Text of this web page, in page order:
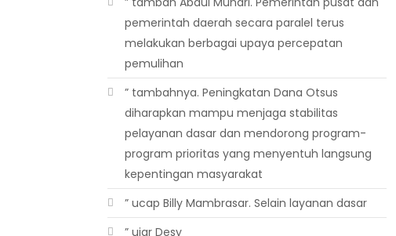
pemerintah daerah secara paralel terus
melakukan berbagai upaya percepatan
pemulihan
” tambahnya. Peningkatan Dana Otsus
diharapkan mampu menjaga stabilitas
pelayanan dasar dan mendorong program-
program prioritas yang menyentuh langsung
kepentingan masyarakat
” ucap Billy Mambrasar. Selain layanan dasar
” ujar Desy